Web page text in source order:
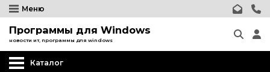
Меню
Программы для Windows
новости ит, программы для windows
Каталог